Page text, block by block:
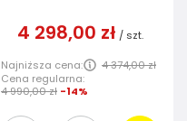
4 298,00 zł / szt.
Najniższa cena:
4 374,00 zł
Cena regularna:
4 990,00 zł -14%